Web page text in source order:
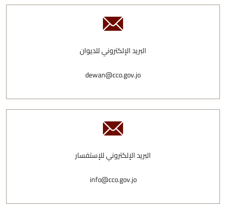
البريد الإلكتروني للديوان
dewan@cco.gov.jo
البريد الإلكتروني للإستفسار
info@cco.gov.jo